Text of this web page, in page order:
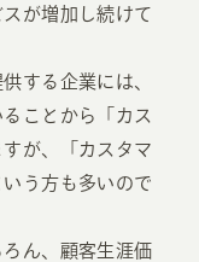
が増加し続けて
する企業には、
ことから「カス
が、「カスタマ
う方も多いので
ん、顧客生涯価